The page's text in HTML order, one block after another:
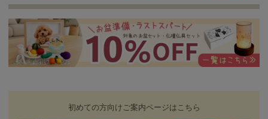
初めての方向けご案内ページはこちら